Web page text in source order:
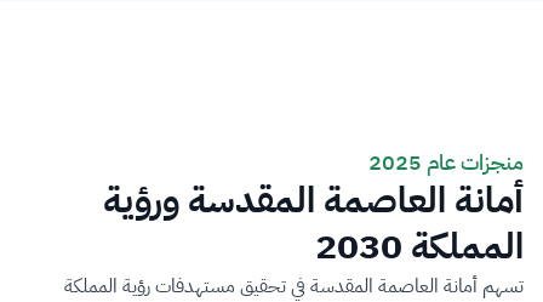
منجزات عام 2025
أمانة العاصمة المقدسة ورؤية
المملكة 2030
تسهم أمانة العاصمة المقدسة في تحقيق مستهدفات رؤية المملكة